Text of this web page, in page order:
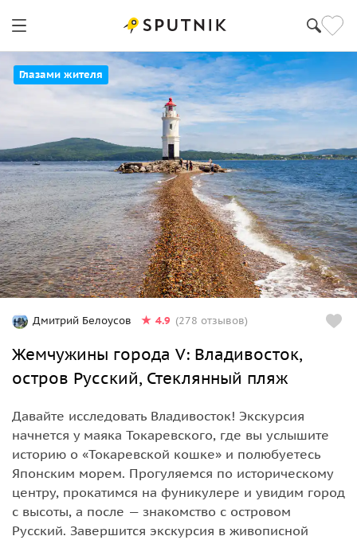
Глазами жителя
Дмитрий Белоусов 4.9 (278 отзывов)
Жемчужины города V: Владивосток,
остров Русский, Стеклянный пляж
Давайте исследовать Владивосток! Экскурсия
начнется у маяка Токаревского, где вы услышите
историю о «Токаревской кошке» и полюбуетесь
Японским морем. Прогуляемся по историческому
центру, прокатимся на фуникулере и увидим город
с высоты, а после — знакомство с островом
Русский. Завершится экскурсия в живописной